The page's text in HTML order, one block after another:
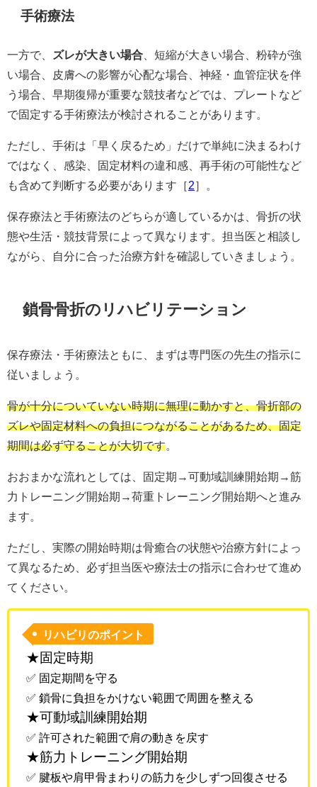
手術療法
一方で、 ズレが大きい場合 、短縮が大きい場合、粉砕が強
い場合、皮膚への影響が心配な場合、神経・血管症状を伴
う場合、早期復帰が重要な競技者などでは、プレートなど
で固定する手術療法が検討されることがあります。
ただし、手術は「早く戻るため」だけで単純に決まるわけ
ではなく、感染、固定材料の違和感、再手術の可能性など
も含めて判断する必要があります［2］。
保存療法と手術療法のどちらが適しているかは、骨折の状
態や生活・競技背景によって異なります。担当医と相談し
ながら、自分に合った治療方針を確認していきましょう。
鎖骨骨折のリハビリテーション
保存療法・手術療法ともに、まずは専門医の先生の指示に
従いましょう。
骨が十分についていない時期に無理に動かすと、骨折部の
ズレや固定材料への負担につながることがあるため、固定
期間は必ず守ることが大切です。
おおまかな流れとしては、固定期→可動域訓練開始期→筋
力トレーニング開始期→荷重トレーニング開始期へと進み
ます。
ただし、実際の開始時期は骨癒合の状態や治療方針によっ
て異なるため、必ず担当医や療法士の指示に合わせて進め
てください。
リハビリのポイント
★固定時期
✅ 固定期間を守る
✅ 鎖骨に負担をかけない範囲で周囲を整える
★可動域訓練開始期
✅ 許可された範囲で肩の動きを戻す
★筋力トレーニング開始期
✅ 腱板や肩甲骨まわりの筋力を少しずつ回復させる